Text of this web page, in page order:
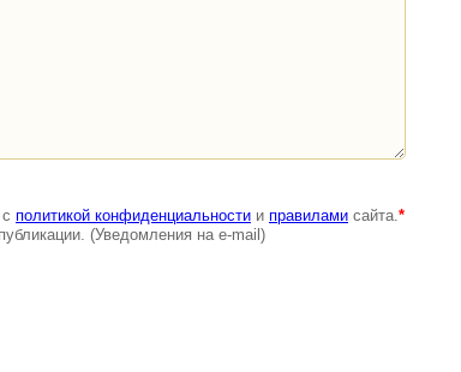
политикой конфиденциальности и правилами сайта.*
(Уведомления на e-mail)